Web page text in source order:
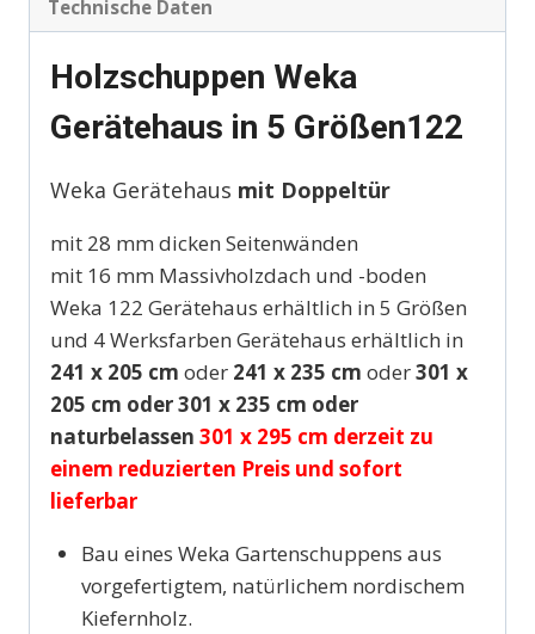
Technische Daten
Holzschuppen Weka
Gerätehaus in 5 Größen122
Weka Gerätehaus mit Doppeltür
mit 28 mm dicken Seitenwänden
mit 16 mm Massivholzdach und -boden
Weka 122 Gerätehaus erhältlich in 5 Größen
und 4 Werksfarben Gerätehaus erhältlich in
241 x 205 cm oder 241 x 235 cm oder301 x
205 cm oder 301 x 235 cm oder
naturbelassen 301 x 295 cm derzeit zu
einem reduzierten Preis und sofort
lieferbar
Bau eines Weka Gartenschuppens aus
vorgefertigtem, natürlichem nordischem
Kiefernholz.